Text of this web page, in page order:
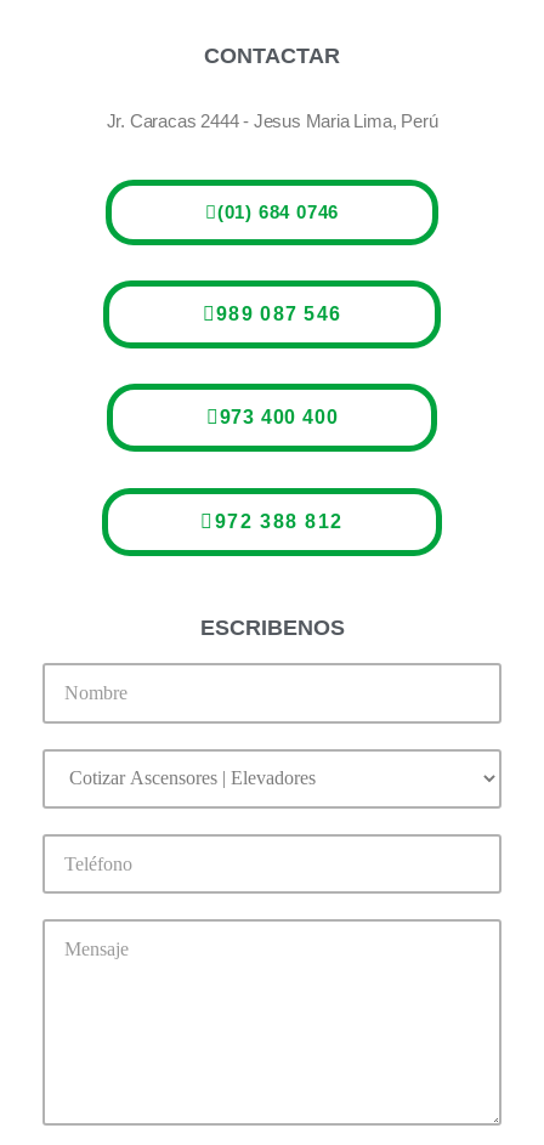
CONTACTAR
Jr. Caracas 2444 - Jesus Maria Lima, Perú
(01) 684 0746
989 087 546
973 400 400
972 388 812
ESCRIBENOS